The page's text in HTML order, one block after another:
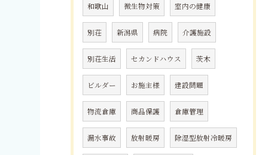
和歌山 微生物対策 室内の健康
別荘 新潟県 病院 介護施設
別荘生活 セカンドハウス 茨木
ビルダー お施主様 建設問題
物流倉庫 商品保護 倉庫管理
漏水事故 放射暖房 除湿型放射冷暖房